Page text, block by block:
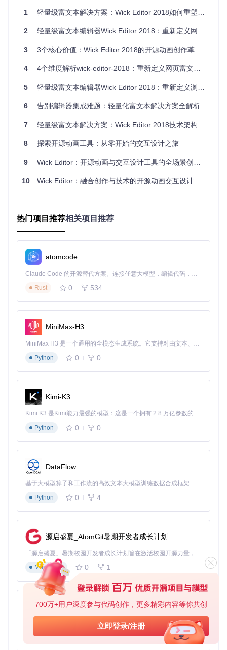
700万+用户深度参与代码创作，更多精彩内容等你共创
立即登录/注册
学——将复杂功能封装为独立交互单元。在实际项目中，我只
需引入基础编辑模块，再通过插件系统添加图片上传、公式编
辑等功能，最终构建包体积控制在150KB以内。
核心价值 ：采用Web Components技术实现的组件化架
构，既解决了传统编辑器的性能问题，又保留了功能扩展
1. 即插即用的功能模块
项目的src/editor/tools 目录下，每个工具（如Ellipse.js、
木一样选择需要的编辑工具，避免加载冗余代码。
2. 零冲突集成方案
页面：
lib/目录下的各类扩展库（如video-export、beautify.js）采
用按需加载模式，配合
导入逻辑，实现了功能的"用则加载，不用不加载"。
：三大技术特性形成合力——组件化设计保证轻
量性，自定义元素实现无冲突集成，插件系统支持功能扩
四、应用场景：三维视角下的行业实践
1. 低代码平台集成
行业：企业级低代码开发平台
需求：在可视化表单设计器中嵌入富文本组件
实现路径：通过src/player/
态与预览态的无缝切换
2. 在线协作系统
行业：团队协作SaaS平台
需求：多人实时编辑文档并保留操作历史
实现路径：基于lib/socket.io-1.2.0.js
ickProject.Compressor.js优化操作历史存储
3. 教育内容创作
行业：在线教育平台
需求：支持公式、代码块、多媒体的教学内容创作
实现路径：扩展
src/editor/interfaces/ScriptingIDE.
供公式编辑能力
核心价值
18的组件化架构能够灵活适应不同场景需求，降低定制开
五、价值总结：可定制化驱动的编辑器选型
采用"反常规排序法"，我们将Wick Editor 2018的核心价值重
新排序：
可定制化：通过src/editor/interfaces/目录下的界面
组件和tools/目录的编辑工具，开发者能精确控制编辑器
1 轻量级富文本解决方案：Wick Editor 2018如何重塑网页编辑体验
2 轻量级富文本编辑器Wick Editor 2018：重新定义网页内容创作体验
3 3个核心价值：Wick Editor 2018的开源动画创作革新定位
4 4个维度解析wick-editor-2018：重新定义网页富文本编辑体验
5 轻量级富文本编辑器Wick Editor 2018：重新定义浏览器内容创作体验
6 告别编辑器集成难题：轻量化富文本解决方案全解析
7 轻量级富文本解决方案：Wick Editor 2018技术架构与实践指南
8 探索开源动画工具：从零开始的交互设计之旅
9 Wick Editor：开源动画与交互设计工具的全场景创作解决方案
10 Wick Editor：融合创作与技术的开源动画交互设计平台
热门项目推荐相关项目推荐
atomcode
Claude Code 的开源替代方案。连接任意大模型，编辑代码，运行命令，自动验证 — 全自动执行。用 Rust 构建，极致性能。 ｜ An open-source alternative to Claude Code. Connect any LLM, edit code, run commands, and verify changes — autonomously. Built in Rust for speed. Get Started
Rust
0 534
MiniMax-H3
MiniMax H3 是一个通用的全模态生成系统。它支持对由文本、图像、视频和音频组成的多模态上下文进行统一理解，并能生成分辨率高达 2K、时长可达 15 秒的带原生立体声音频的视频。得益于面向任务泛化的系统设计，H3 在预训练阶段就已具备广泛的多模态上下文理解与生成能力，能够出色地执行复杂的多模态指令。
Python
0 0
Kimi-K3
Kimi K3 是Kimi能力最强的模型：这是一个拥有 2.8 万亿参数的混合专家（MoE）模型，具备原生视觉理解能力，并支持 100 万 token 的上下文窗口。
Python
0 0
DataFlow
基于大模型算子和工作流的高效文本大模型训练数据合成框架
Python
0 4
源启盛夏_AtomGit暑期开发者成长计划
「源启盛夏」暑期校园开发者成长计划旨在激活校园开源力量，通过积分激励、认证扶持、资源倾斜等形式，引导高校组织和开发者完成「入驻 — 建项目 — 做贡献 — 获认证 — 得资源」的完整闭环。无论你是想带领社团入驻平台的组织者，还是希望用代码贡献证明自己的开发者，都能在这里找到属于你的成长路径。
Markdown
0 1
py-xiaozhi
基于Python的Xiaozhi AI，适用于想要完整Xiaozhi体验而无需拥有专用硬件的用户。
Python
0 1